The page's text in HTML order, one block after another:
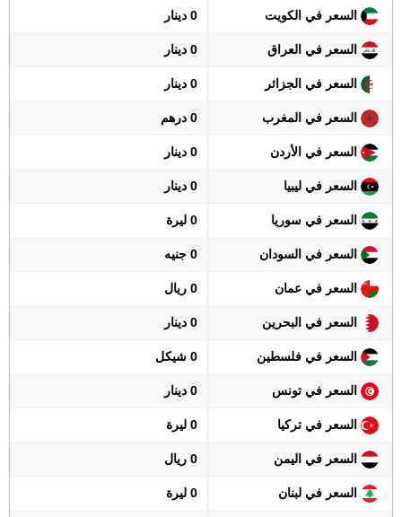
السعر في الكويت 0 دينار
السعر في العراق 0 دينار
السعر في الجزائر 0 دينار
السعر في المغرب 0 درهم
السعر في الأردن 0 دينار
السعر في ليبيا 0 دينار
السعر في سوريا 0 ليرة
السعر في السودان 0 جنيه
السعر في عمان 0 ريال
السعر في البحرين 0 دينار
السعر في فلسطين 0 شيكل
السعر في تونس 0 دينار
السعر في تركيا 0 ليرة
السعر في اليمن 0 ريال
السعر في لبنان 0 ليرة